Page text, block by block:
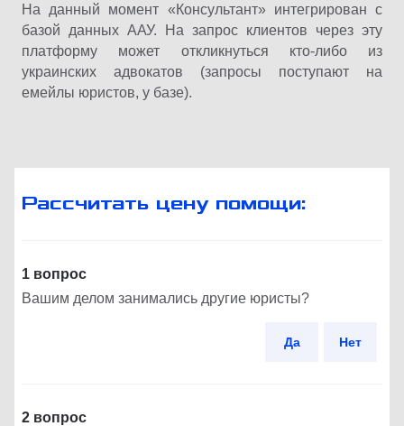
На данный момент «Консультант» интегрирован с
базой данных ААУ. На запрос клиентов через эту
платформу может откликнуться кто-либо из
украинских адвокатов (запросы поступают на
емейлы юристов, у базе).
Рассчитать цену помощи:
1 вопрос
Вашим делом занимались другие юристы?
Да Нет
2 вопрос